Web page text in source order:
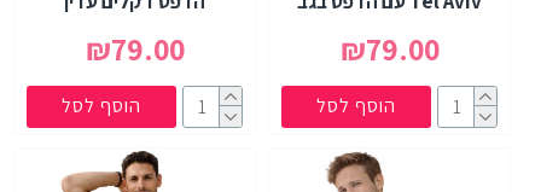
₪79.00
הוסף לסל
₪79.00
הוסף לסל